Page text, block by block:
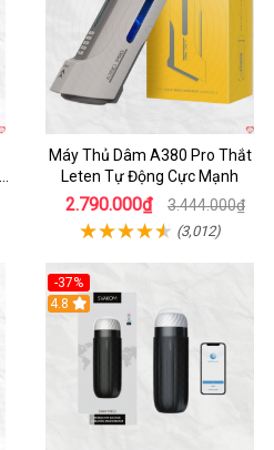
Máy Thủ Dâm A380 Pro Thắt
Leten Tự Động Cực Mạnh
2.790.000₫ 3.444.000₫
(3,012)
-37%
4.8